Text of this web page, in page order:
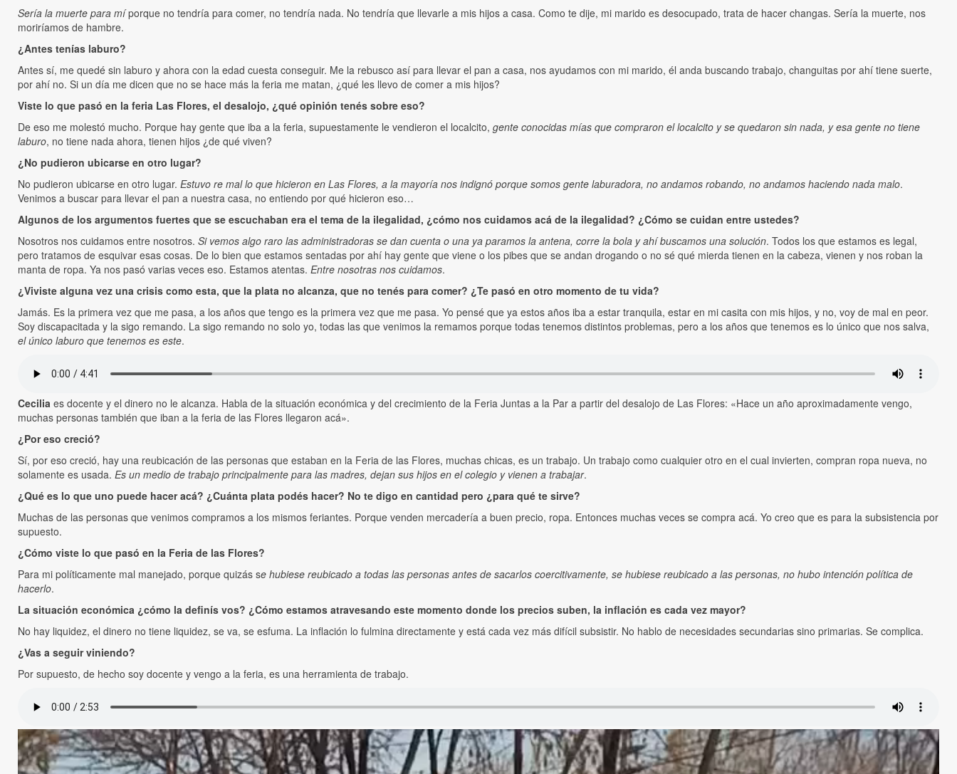
Sería la muerte para míporque no tendría para comer, no tendría nada. No tendría que llevarle a mis hijos a casa. Como te dije, mi marido es desocupado, trata de hacer changas. Sería la muerte, nos
moriríamos de hambre.
¿Antes tenías laburo?
Antes sí, me quedé sin laburo y ahora con la edad cuesta conseguir. Me la rebusco así para llevar el pan a casa, nos ayudamos con mi marido, él anda buscando trabajo, changuitas por ahí tiene suerte,
por ahí no. Si un día me dicen que no se hace más la feria me matan, ¿qué les llevo de comer a mis hijos?
Viste lo que pasó en la feria Las Flores, el desalojo, ¿qué opinión tenés sobre eso?
De eso me molestó mucho. Porque hay gente que iba a la feria, supuestamente le vendieron el localcito, gente conocidas mías que compraron el localcito y se quedaron sin nada, y esa gente no tiene
laburo, no tiene nada ahora, tienen hijos ¿de qué viven?
¿No pudieron ubicarse en otro lugar?
No pudieron ubicarse en otro lugar. Estuvo re mal lo que hicieron en Las Flores, a la mayoría nos indignó porque somos gente laburadora, no andamos robando, no andamos haciendo nada malo.
Venimos a buscar para llevar el pan a nuestra casa, no entiendo por qué hicieron eso…
Algunos de los argumentos fuertes que se escuchaban era el tema de la ilegalidad, ¿cómo nos cuidamos acá de la ilegalidad? ¿Cómo se cuidan entre ustedes?
Nosotros nos cuidamos entre nosotros. Si vemos algo raro las administradoras se dan cuenta o una ya paramos la antena, corre la bola y ahí buscamos una solución. Todos los que estamos es legal,
pero tratamos de esquivar esas cosas. De lo bien que estamos sentadas por ahí hay gente que viene o los pibes que se andan drogando o no sé qué mierda tienen en la cabeza, vienen y nos roban la
manta de ropa. Ya nos pasó varias veces eso. Estamos atentas. Entre nosotras nos cuidamos.
¿Viviste alguna vez una crisis como esta, que la plata no alcanza, que no tenés para comer? ¿Te pasó en otro momento de tu vida?
Jamás. Es la primera vez que me pasa, a los años que tengo es la primera vez que me pasa. Yo pensé que ya estos años iba a estar tranquila, estar en mi casita con mis hijos, y no, voy de mal en peor.
Soy discapacitada y la sigo remando. La sigo remando no solo yo, todas las que venimos la remamos porque todas tenemos distintos problemas, pero a los años que tenemos es lo único que nos salva,
el único laburo que tenemos es este.
Cecilia es docente y el dinero no le alcanza. Habla de la situación económica y del crecimiento de la Feria Juntas a la Par a partir del desalojo de Las Flores: «Hace un año aproximadamente vengo,
muchas personas también que iban a la feria de las Flores llegaron acá».
¿Por eso creció?
Sí, por eso creció, hay una reubicación de las personas que estaban en la Feria de las Flores, muchas chicas, es un trabajo. Un trabajo como cualquier otro en el cual invierten, compran ropa nueva, no
solamente es usada. Es un medio de trabajo principalmente para las madres, dejan sus hijos en el colegio y vienen a trabajar.
¿Qué es lo que uno puede hacer acá? ¿Cuánta plata podés hacer? No te digo en cantidad pero ¿para qué te sirve?
Muchas de las personas que venimos compramos a los mismos feriantes. Porque venden mercadería a buen precio, ropa. Entonces muchas veces se compra acá. Yo creo que es para la subsistencia por
supuesto.
¿Cómo viste lo que pasó en la Feria de las Flores?
Para mi políticamente mal manejado, porque quizás se hubiese reubicado a todas las personas antes de sacarlos coercitivamente, se hubiese reubicado a las personas, no hubo intención política de
hacerlo.
La situación económica ¿cómo la definís vos? ¿Cómo estamos atravesando este momento donde los precios suben, la inflación es cada vez mayor?
No hay liquidez, el dinero no tiene liquidez, se va, se esfuma. La inflación lo fulmina directamente y está cada vez más difícil subsistir. No hablo de necesidades secundarias sino primarias. Se complica.
¿Vas a seguir viniendo?
Por supuesto, de hecho soy docente y vengo a la feria, es una herramienta de trabajo.